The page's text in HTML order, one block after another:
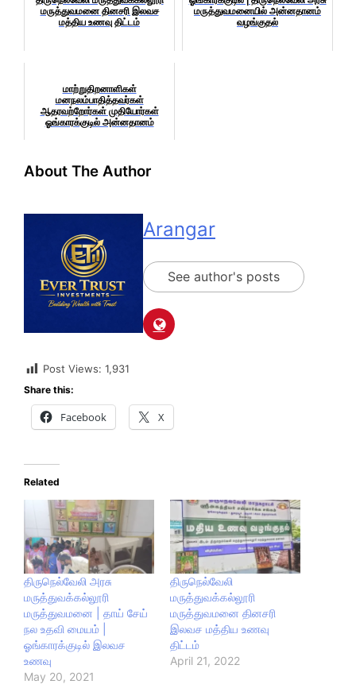
மருத்துவமனை தினசரி இலவச
மத்திய உணவு திட்டம்
மருத்துவமனையில் அன்னதானம்
வழங்குதல்
மாற்றுதிறனாளிகள்
மனநலம்பாதித்தவர்கள்
ஆதரவற்றோர்கள் முதியோர்கள்
ஓங்காரக்குடில் அன்னதானம்
About The Author
Arangar
See author's posts
Post Views: 1,931
Share this:
Facebook X
Related
திருநெல்வேலி அரசு
மருத்துவக்கல்லூரி
மருத்துவமனை | தாய் சேய்
நல உதவி மையம் |
ஓங்காரக்குடில் இலவச
உணவு
May 20, 2021
திருநெல்வேலி
மருத்துவக்கல்லூரி
மருத்துவமனை தினசரி
இலவச மத்திய உணவு
திட்டம்
April 21, 2022